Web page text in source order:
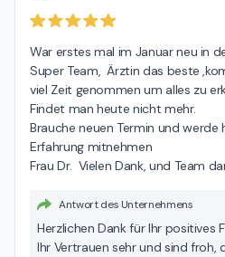
War erstes mal im Januar neu in
Super Team,  Ärztin das beste
viel Zeit genommen um alles zu
Findet man heute nicht mehr.
Brauche neuen Termin und
Erfahrung mitnehmen
Frau Dr.  Vielen Dank, und Team
Antwort des Unternehmens
Herzlichen Dank für Ihr positives
Ihr Vertrauen sehr und sind froh,